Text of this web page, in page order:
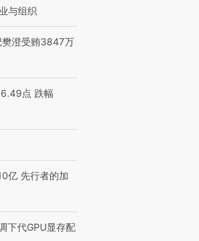
与组织
樊澄受贿3847万
点 跌幅
亿 先行者的加
下代GPU显存配